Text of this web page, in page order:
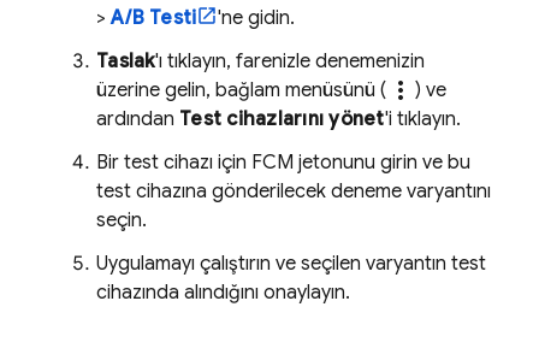
>A/B Testi
'ne gidin.
Taslak'ı tıklayın, farenizle denemenizin
üzerine gelin, bağlam menüsünü ( more_vert ) ve
ardından Test cihazlarını yönet'i tıklayın.
Bir test cihazı için FCM jetonunu girin ve bu
test cihazına gönderilecek deneme varyantını
seçin.
Uygulamayı çalıştırın ve seçilen varyantın test
cihazında alındığını onaylayın.